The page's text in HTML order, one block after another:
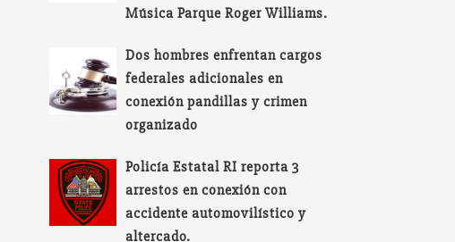
Música Parque Roger Williams.
Dos hombres enfrentan cargos
federales adicionales en
conexión pandillas y crimen
organizado
Policía Estatal RI reporta 3
arrestos en conexión con
accidente automovilístico y
altercado.